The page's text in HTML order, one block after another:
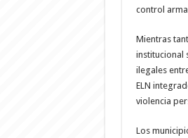
control
Mientras
institucional
ilegales
ELN
violencia
Los